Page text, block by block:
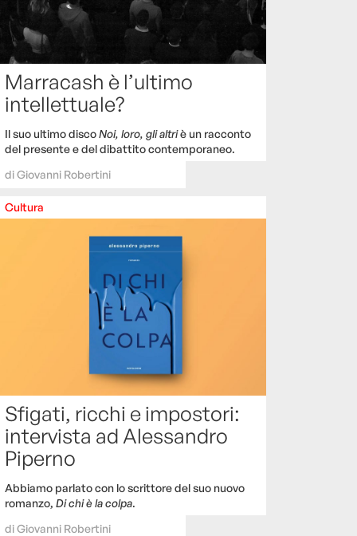
Marracash è l’ultimo
intellettuale?
Il suo ultimo discoNoi, loro, gli altriè un racconto
del presente e del dibattito contemporaneo.
diGiovanni Robertini
Cultura
Sfigati, ricchi e impostori:
intervista ad Alessandro
Piperno
Abbiamo parlato con lo scrittore del suo nuovo
romanzo, Di chi è la colpa.
diGiovanni Robertini